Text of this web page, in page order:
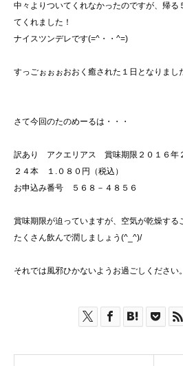
中々よりついてくれなかったのですが、帰る
てくれました！
ナイスツンデレです(=^・・^=)
すっごぉぉぉおおく癒された１日となりまし
さて今回のたのめーるは・・・
訳あり アクエリアス 賞味期限２０１６年
２４本 １.０８０円（税込）
お申込み番号 ５６８－４８５６
賞味期限が迫っていますが、空気が乾燥する
たくさん飲んで潤しましょう(^_^)/
それでは風邪ひかないようお過ごしください。